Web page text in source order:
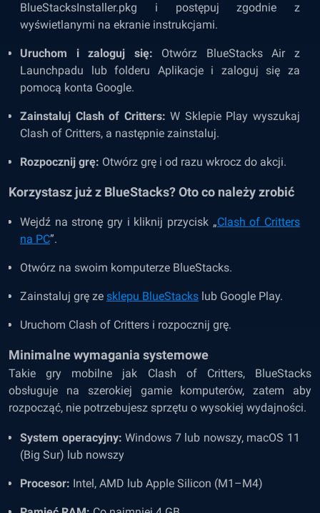
BlueStacksInstaller.pkg i postępuj zgodnie z
wyświetlanymi na ekranie instrukcjami.
Uruchom i zaloguj się: Otwórz BlueStacks Air z
Launchpadu lub folderu Aplikacje i zaloguj się za
pomocą konta Google.
Zainstaluj Clash of Critters: W Sklepie Play wyszukaj
Clash of Critters, a następnie zainstaluj.
Rozpocznij grę: Otwórz grę i od razu wkrocz do akcji.
Korzystasz już z BlueStacks? Oto co należy zrobić
Wejdź na stronę gry i kliknij przycisk „Clash of Critters
na PC”.
Otwórz na swoim komputerze BlueStacks.
Zainstaluj grę ze sklepu BlueStacks lub Google Play.
Uruchom Clash of Critters i rozpocznij grę.
Minimalne wymagania systemowe
Takie gry mobilne jak Clash of Critters, BlueStacks
obsługuje na szerokiej gamie komputerów, zatem aby
rozpocząć, nie potrzebujesz sprzętu o wysokiej wydajności.
System operacyjny:Windows 7 lub nowszy, macOS 11
(Big Sur) lub nowszy
Procesor: Intel, AMD lub Apple Silicon (M1–M4)